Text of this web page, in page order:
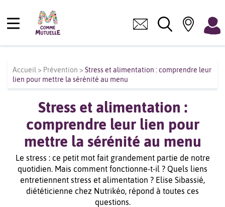
Accueil > Prévention > Stress et alimentation : comprendre leur
lien pour mettre la sérénité au menu
Stress et alimentation :
comprendre leur lien pour
mettre la sérénité au menu
Le stress : ce petit mot fait grandement partie de notre
quotidien. Mais comment fonctionne-t-il ? Quels liens
entretiennent stress et alimentation ? Elise Sibassié,
diététicienne chez Nutrikéo, répond à toutes ces
questions.